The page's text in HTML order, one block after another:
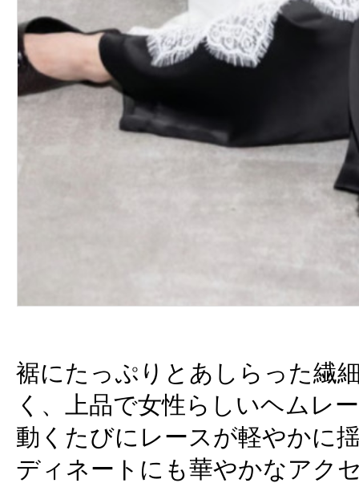
裾にたっぷりとあしらった繊
く、上品で女性らしいヘムレ
動くたびにレースが軽やかに
ディネートにも華やかなアク